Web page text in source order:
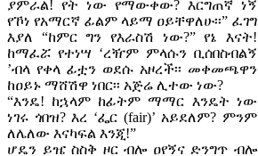
ያምራል! የት ነው የማውቀው? እርግጠኛ ነኝ
የኾነ የአማርኛ ፊልም ላይማ ዐይቸዋለሁ፡፡” ፈገግ
እያለ “ከምር ግን የእራስሽ ነው?” የኔ እናት!
ከማፈሯ የተነሣ ‘ረዥም ምላሱን ቢሰበስብልኝ
’ብላ የቀላ ፊቷን ወደሱ አዞረች፡፡ መቀመጫዋን
ከዐይኑ ማሸሽዋ ነበር፡፡ አጅሬ ሊተው ነው?
“እንዴ! ከኋላም ከፊትም ማማር እንዴት ነው
ነገሩ ጎበዝ? እረ ‘ፌር (fair)’ አይደለም? ምንም
ለሌለው እናካፍል እንጂ!”
ሆዴን ይዤ ስስቅ ዞር ብሎ ዐየኝና ድንግጥ ብሎ